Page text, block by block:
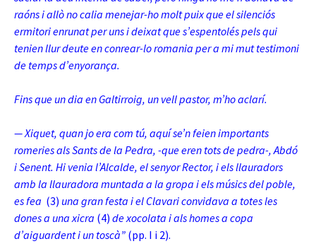
raónsi allò no calia menejar-ho molt puix que el silenciós
ermitori enrunat per uns i deixat que s’espentolés pels qui
tenien llur deute en conrear-lo romania per a mi mut testimoni
de temps d’enyorança.
Fins que un dia en Galtirroig, un vell pastor, m’ho aclarí.
— Xiquet, quan jo era com tú, aquí se’n feien importants
romeries als Sants de la Pedra, -que eren tots de pedra-, Abdó
i Senent. Hi venia l’Alcalde, el senyor Rector, i els llauradors
amb la llauradora muntada a la gropa i els músics del poble,
es fea (3) una gran festa i el Clavari convidava a totes les
dones a una xicra (4) de xocolata i als homes a copa
d’aiguardent i un toscà” (pp. I i 2).